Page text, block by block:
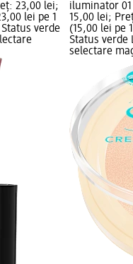
23,00 lei;
lei pe 1
verde
iluminator
15,00 lei;
(15,00 lei pe
Status verde
selectare